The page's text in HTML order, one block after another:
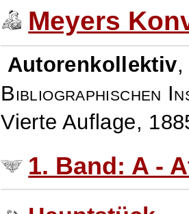
Meyers
Autorenkollektiv
Bibliographischen
Vierte Auflage,
1. Band: A -